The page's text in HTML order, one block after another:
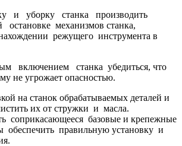
и уборку станка производить
механизмов станка,
режущего инструмента в
включением станка убедиться, что
не угрожает опасностью.
на станок обрабатываемых деталей и
их от стружки и масла.
соприкасающееся базовые и крепежные
обеспечить правильную установку и